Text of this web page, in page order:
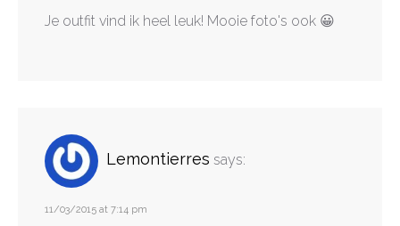
Je outfit vind ik heel leuk! Mooie foto's ook 😀
Lemontierres says:
11/03/2015 at 7:14 pm